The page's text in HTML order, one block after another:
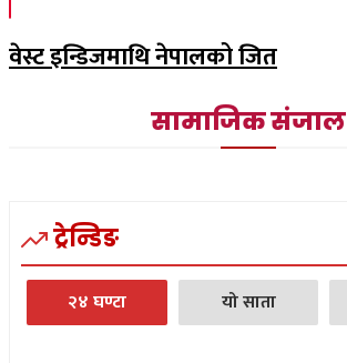
वेस्ट इन्डिजमाथि नेपालको जित
सामाजिक संजाल
ट्रेन्डिङ
२४ घण्टा यो साता